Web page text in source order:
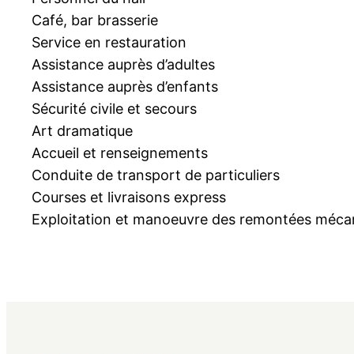
Café, bar brasserie
Service en restauration
Assistance auprès d’adultes
Assistance auprès d’enfants
Sécurité civile et secours
Art dramatique
Accueil et renseignements
Conduite de transport de particuliers
Courses et livraisons express
Exploitation et manoeuvre des remontées